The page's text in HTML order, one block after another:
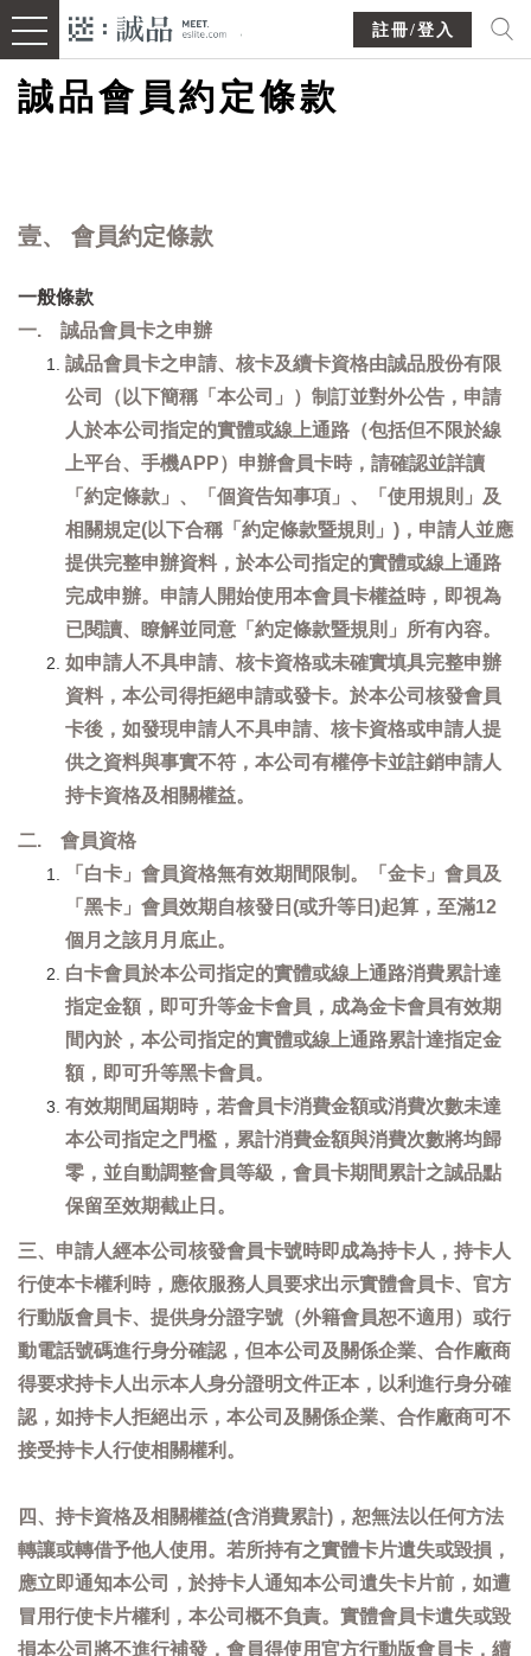
註冊/登入
誠品會員約定條款
壹、 會員約定條款
一般條款
一. 誠品會員卡之申辦
誠品會員卡之申請、核卡及續卡資格由誠品股份有限
公司（以下簡稱「本公司」）制訂並對外公告，申請
人於本公司指定的實體或線上通路（包括但不限於線
上平台、手機APP）申辦會員卡時，請確認並詳讀
「約定條款」、「個資告知事項」、「使用規則」及
相關規定(以下合稱「約定條款暨規則」)，申請人並應
提供完整申辦資料，於本公司指定的實體或線上通路
完成申辦。申請人開始使用本會員卡權益時，即視為
已閱讀、瞭解並同意「約定條款暨規則」所有內容。
如申請人不具申請、核卡資格或未確實填具完整申辦
資料，本公司得拒絕申請或發卡。於本公司核發會員
卡後，如發現申請人不具申請、核卡資格或申請人提
供之資料與事實不符，本公司有權停卡並註銷申請人
持卡資格及相關權益。
二. 會員資格
「白卡」會員資格無有效期間限制。「金卡」會員及
「黑卡」會員效期自核發日(或升等日)起算，至滿12
個月之該月月底止。
白卡會員於本公司指定的實體或線上通路消費累計達
指定金額，即可升等金卡會員，成為金卡會員有效期
間內於，本公司指定的實體或線上通路累計達指定金
額，即可升等黑卡會員。
有效期間屆期時，若會員卡消費金額或消費次數未達
本公司指定之門檻，累計消費金額與消費次數將均歸
零，並自動調整會員等級，會員卡期間累計之誠品點
保留至效期截止日。
三、申請人經本公司核發會員卡號時即成為持卡人，持卡人
行使本卡權利時，應依服務人員要求出示實體會員卡、官方
行動版會員卡、提供身分證字號（外籍會員恕不適用）或行
動電話號碼進行身分確認，但本公司及關係企業、合作廠商
得要求持卡人出示本人身分證明文件正本，以利進行身分確
認，如持卡人拒絕出示，本公司及關係企業、合作廠商可不
接受持卡人行使相關權利。
四、持卡資格及相關權益(含消費累計)，恕無法以任何方法
轉讓或轉借予他人使用。若所持有之實體卡片遺失或毀損，
應立即通知本公司，於持卡人通知本公司遺失卡片前，如遭
冒用行使卡片權利，本公司概不負責。實體會員卡遺失或毀
損本公司將不進行補發，會員得使用官方行動版會員卡，續